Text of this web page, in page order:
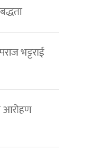
भट्टराई
आरोहण